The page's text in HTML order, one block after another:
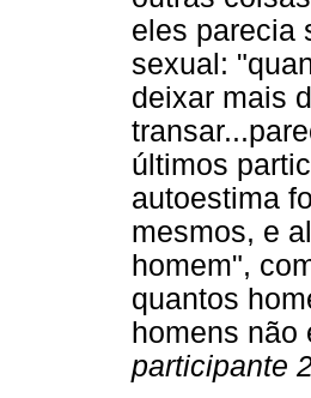
eles parecia
sexual:
deixar mais
últimos
autoestima
mesmos, e
homem",
quantos
homens não
participante